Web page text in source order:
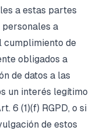
a estas partes
a
cumplimiento de
obligados a
de datos a las
un interés legítimo
6 (1)(f) RGPD, o si
de estos